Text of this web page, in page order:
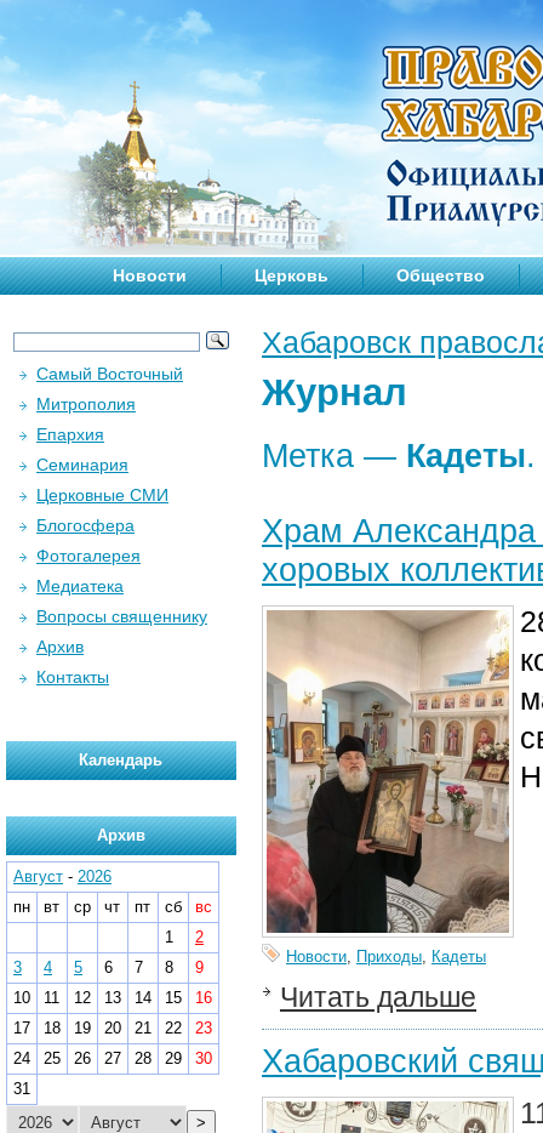
Новости Церковь Общество
Хабаровск
Журнал
Метка — Кадеты.
Храм Александра
хоровых
Новости, Приходы, Кадеты
Читать дальше
Хабаровский
Самый Восточный
Митрополия
Епархия
Семинария
Церковные СМИ
Блогосфера
Фотогалерея
Медиатека
Вопросы священнику
Архив
Контакты
Календарь
Архив
Август - 2026
пн
вт ср чт пт сб
вс
1
2
3
4 5 6 7 8
9
10
11 12 13 14 15
16
17
18 19 20 21 22
23
24
25 26 27 28 29
30
31
>